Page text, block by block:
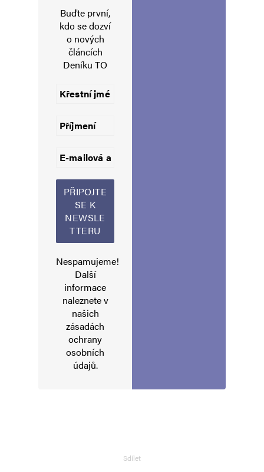
Uložit do prohlížeče jméno, e-mail a webovou stránku pro budoucí
Informujte mě o nových komentářích e-mailem.
Alternative:
Buďte první,
kdo se dozví
o nových
článcích
Deníku TO
Nespamujeme!
Další
informace
naleznete v
našich
zásadách
ochrany
osobních
údajů.
Sdílet